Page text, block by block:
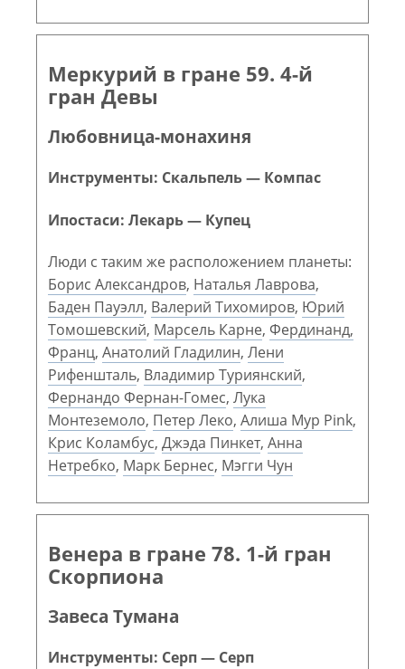
Меркурий в гране 59. 4-й
гран Девы
Любовница-монахиня
Инструменты: Скальпель — Компас
Ипостаси: Лекарь — Купец
Люди с таким же расположением планеты:
Борис Александров, Наталья Лаврова,
Баден Пауэлл, Валерий Тихомиров, Юрий
Томошевский, Марсель Карне, Фердинанд,
Франц, Анатолий Гладилин, Лени
Рифеншталь, Владимир Туриянский,
Фернандо Фернан-Гомес, Лука
Монтеземоло, Петер Леко, Алиша Мур Pink,
Крис Коламбус, Джэда Пинкет, Анна
Нетребко, Марк Бернес, Мэгги Чун
Венера в гране 78. 1-й гран
Скорпиона
Завеса Тумана
Инструменты: Серп — Серп